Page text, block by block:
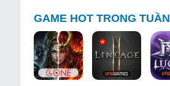
GAME HOT TRONG TUẦN